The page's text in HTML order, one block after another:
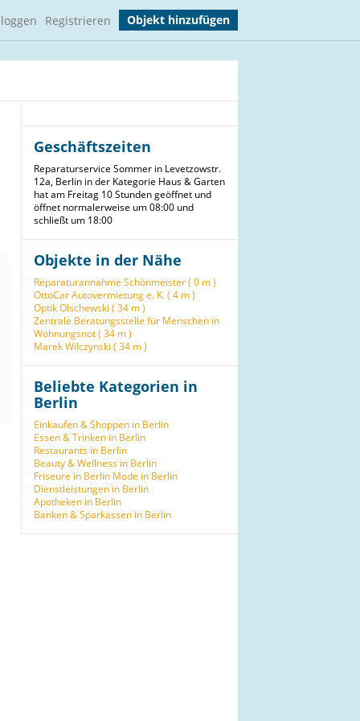
Registrieren Objekt hinzufügen
Geschäftszeiten
Reparaturservice Sommer in Levetzowstr.
12a, Berlin in der Kategorie Haus & Garten
hat am Freitag 10 Stunden geöffnet und
öffnet normalerweise um 08:00 und
schließt um 18:00
Objekte in der Nähe
Reparaturannahme Schönmeister ( 0 m )
OttoCar Autovermietung e. K. ( 4 m )
Optik Olschewski ( 34 m )
Zentrale Beratungsstelle für Menschen in
Wohnungsnot ( 34 m )
Marek Wilczynski ( 34 m )
Beliebte Kategorien in
Berlin
Einkaufen & Shoppen in Berlin
Essen & Trinken in Berlin
Restaurants in Berlin
Beauty & Wellness in Berlin
Friseure in Berlin Mode in Berlin
Dienstleistungen in Berlin
Apotheken in Berlin
Banken & Sparkassen in Berlin